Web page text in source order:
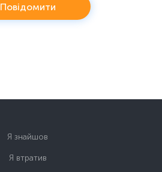
Повідомити
Я знайшов
Я втратив